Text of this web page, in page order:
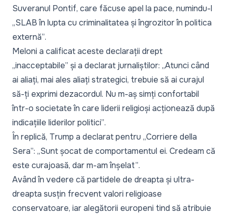
Suveranul Pontif, care făcuse apel la pace, numindu-l
„SLAB în lupta cu criminalitatea și îngrozitor în politica
externă”.
Meloni a calificat aceste declarații drept
„inacceptabile” și a declarat jurnaliștilor: „Atunci când
ai aliați, mai ales aliați strategici, trebuie să ai curajul
să-ți exprimi dezacordul. Nu m-aș simți confortabil
într-o societate în care liderii religioși acționează după
indicațiile liderilor politici”.
În replică, Trump a declarat pentru „Corriere della
Sera”: „Sunt șocat de comportamentul ei. Credeam că
este curajoasă, dar m-am înșelat”.
Având în vedere că partidele de dreapta și ultra-
dreapta susțin frecvent valori religioase
conservatoare, iar alegătorii europeni tind să atribuie